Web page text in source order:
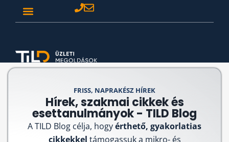
FRISS, NAPRAKÉSZ HÍREK
Hírek, szakmai cikkek és
esettanulmányok - TILD Blog
A TILD Blog célja, hogyérthető, gyakorlatias
cikkekkel támogassuk a mikro- és